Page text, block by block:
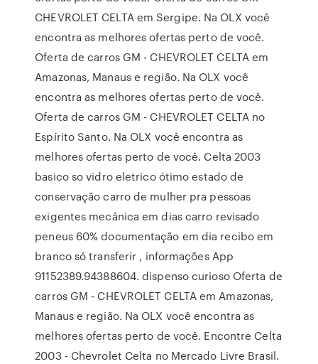
CHEVROLET CELTA em Sergipe. Na OLX você
encontra as melhores ofertas perto de você.
Oferta de carros GM - CHEVROLET CELTA em
Amazonas, Manaus e região. Na OLX você
encontra as melhores ofertas perto de você.
Oferta de carros GM - CHEVROLET CELTA no
Espírito Santo. Na OLX você encontra as
melhores ofertas perto de você. Celta 2003
basico so vidro eletrico ótimo estado de
conservação carro de mulher pra pessoas
exigentes mecânica em dias carro revisado
peneus 60% documentação em dia recibo em
branco só transferir , informações App
91152389.94388604. dispenso curioso Oferta de
carros GM - CHEVROLET CELTA em Amazonas,
Manaus e região. Na OLX você encontra as
melhores ofertas perto de você. Encontre Celta
2003 - Chevrolet Celta no Mercado Livre Brasil.